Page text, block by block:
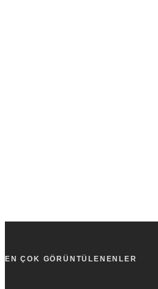
EN ÇOK GÖRÜNTÜLENENLER